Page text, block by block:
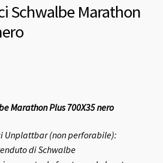
Schwalbe Marathon
Marathon Plus 700X35 nero
Unplattbar (non perforabile):
di Schwalbe